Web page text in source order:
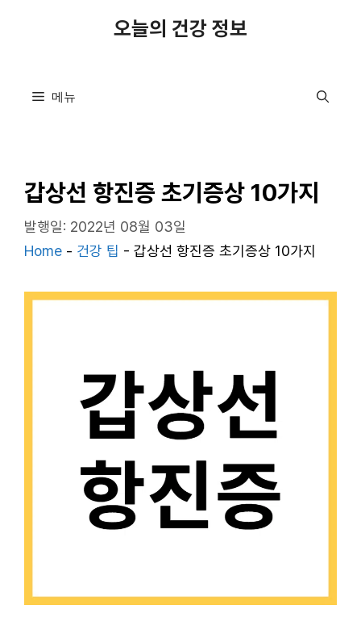
오늘의 건강 정보
메뉴
갑상선 항진증 초기증상 10가지
발행일: 2022년 08월 03일
Home - 건강 팁 - 갑상선 항진증 초기증상 10가지